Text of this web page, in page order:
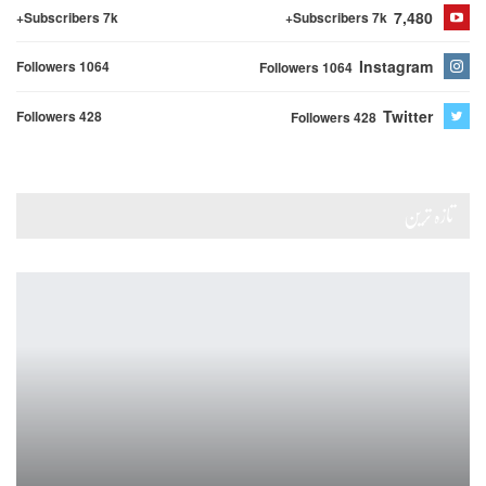
7,480
Subscribers 7k+
Subscribers 7k+
Instagram
Followers 1064
Followers 1064
Twitter
Followers 428
Followers 428